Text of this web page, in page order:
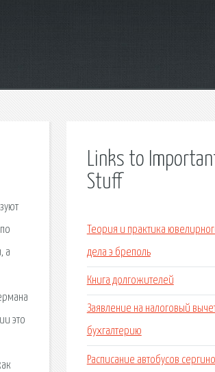
а
это
Links to
Stuff
Теория и практика
дела э бреполь
Книга долгожителей
Заявление на налоговый
бухгалтерию
Расписание автобусов сергино